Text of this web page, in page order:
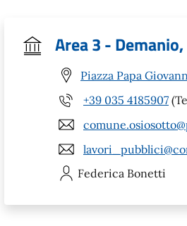
Area 3 -
Piazza Papa
+39 035 4185907
Federica Bonetti